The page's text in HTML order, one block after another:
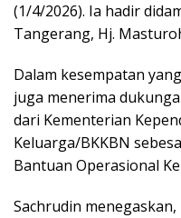
(1/4/2026). Ia hadir
Tangerang, Hj.
Dalam kesempatan
juga menerima
dari Kementerian
Keluarga/BKKBN
Bantuan Operasional
Sachrudin